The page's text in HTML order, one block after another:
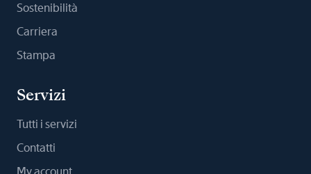
Sostenibilità
Carriera
Stampa
Servizi
Tutti i servizi
Contatti